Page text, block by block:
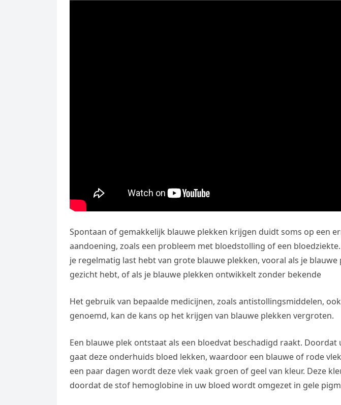
Spontaan of gemakkelijk blauwe plekken krijgen duidt soms op een
aandoening, zoals een probleem met bloedstolling of een
je regelmatig last hebt van grote blauwe plekken, vooral als je
gezicht hebt, of als je blauwe plekken ontwikkelt zonder bekende
Het gebruik van bepaalde medicijnen, zoals antistollingsmiddelen,
genoemd, kan de kans op het krijgen van blauwe plekken vergroten.
Een blauwe plek ontstaat als een bloedvat beschadigd raakt.
gaat deze onderhuids bloed lekken, waardoor een blauwe of rode
een paar dagen wordt deze vlek vaak groen of geel van kleur. Deze
doordat de stof hemoglobine in uw bloed wordt omgezet in gele